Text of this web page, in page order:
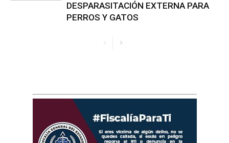
DESPARASITACIÓN EXTERNA PARA
PERROS Y GATOS